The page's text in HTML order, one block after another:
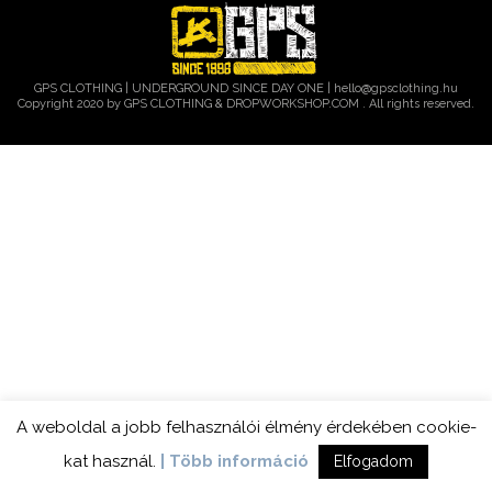
GPS CLOTHING | UNDERGROUND SINCE DAY ONE | hello@gpsclothing.hu
Copyright 2020 by GPS CLOTHING & DROPWORKSHOP.COM . All rights reserved.
A weboldal a jobb felhasználói élmény érdekében cookie-
kat használ.
| Több információ Elfogadom